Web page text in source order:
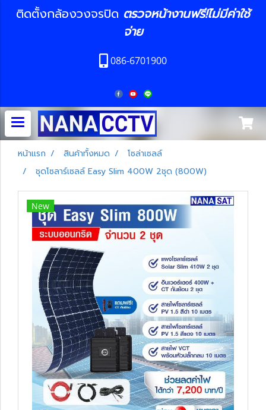
ติดตั้งกล้องวงจรปิด ตรวจหน้างานฟรี!ไม่มีค่าใช้
จ่าย
086-6701900
หน้าแรก สินค้าทั้งหมด
โซล่าเซลล์
ชุดโซลาร์เซลล์ Easy Slim 400W 2ชุด (800W)
New